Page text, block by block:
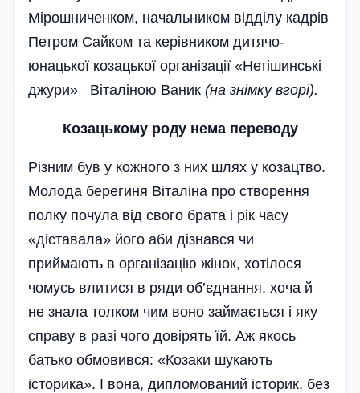
Мірошниченком, начальником відділу кадрів
Петром Сайком та керівником дитячо-
юнацької козацької організації «Нетішинські
джури» Віталіною Ваник (на знімку вгорі).
Козацькому роду нема переводу
Різним був у кожного з них шлях у козацтво.
Молода берегиня Віталіна про створення
полку почула від свого брата і рік часу
«діставала» його аби дізнався чи
приймають в організацію жінок, хотілося
чомусь влитися в ряди об’єднання, хоча й
не знала толком чим воно займається і яку
справу в разі чого довірять їй. Аж якось
батько обмовився: «Козаки шукають
історика». І вона, дипломований історик, без